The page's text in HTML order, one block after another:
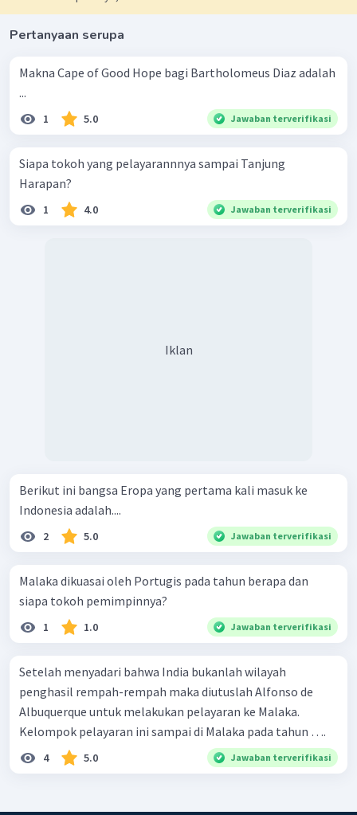
Pertanyaan serupa
Makna Cape of Good Hope bagi Bartholomeus Diaz adalah
...
1 5.0 Jawaban terverifikasi
Siapa tokoh yang pelayarannnya sampai Tanjung
Harapan?
1 4.0 Jawaban terverifikasi
Iklan
Berikut ini bangsa Eropa yang pertama kali masuk ke
Indonesia adalah....
2 5.0 Jawaban terverifikasi
Malaka dikuasai oleh Portugis pada tahun berapa dan
siapa tokoh pemimpinnya?
1 1.0 Jawaban terverifikasi
Setelah menyadari bahwa India bukanlah wilayah
penghasil rempah-rempah maka diutuslah Alfonso de
Albuquerque untuk melakukan pelayaran ke Malaka.
Kelompok pelayaran ini sampai di Malaka pada tahun ….
4 5.0 Jawaban terverifikasi